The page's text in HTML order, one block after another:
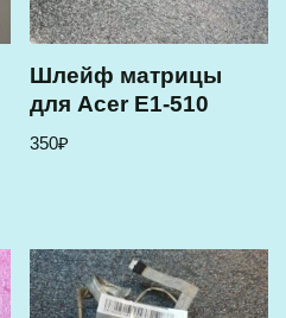
Шлейф матрицы
для Acer E1-510
350₽